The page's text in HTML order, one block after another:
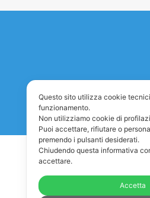
Questo sito utilizza cookie
funzionamento.
Non utilizziamo cookie di
Puoi accettare, rifiutare o
premendo i pulsanti desiderati.
Chiudendo questa informativa
accettare.
Accetta